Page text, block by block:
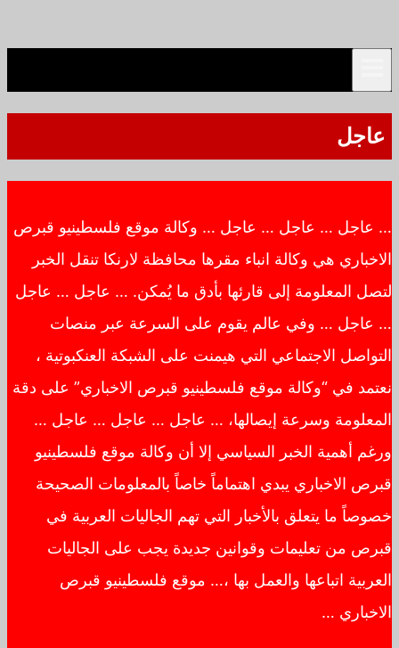
عاجل
… عاجل … عاجل … عاجل … وكالة موقع فلسطينيو قبرص
الاخباري هي وكالة انباء مقرها محافظة لارنكا تنقل الخبر
لتصل المعلومة إلى قارئها بأدق ما يُمكن. … عاجل … عاجل
… عاجل … وفي عالم يقوم على السرعة عبر منصات
التواصل الاجتماعي التي هيمنت على الشبكة العنكبوتية ،
نعتمد في “وكالة موقع فلسطينيو قبرص الاخباري” على دقة
المعلومة وسرعة إيصالها، … عاجل … عاجل … عاجل …
ورغم أهمية الخبر السياسي إلا أن وكالة موقع فلسطينيو
قبرص الاخباري يبدي اهتماماً خاصاً بالمعلومات الصحيحة
خصوصاً ما يتعلق بالأخبار التي تهم الجاليات العربية في
قبرص من تعليمات وقوانين جديدة يجب على الجاليات
العربية اتباعها والعمل بها ،… موقع فلسطينيو قبرص
الاخباري …